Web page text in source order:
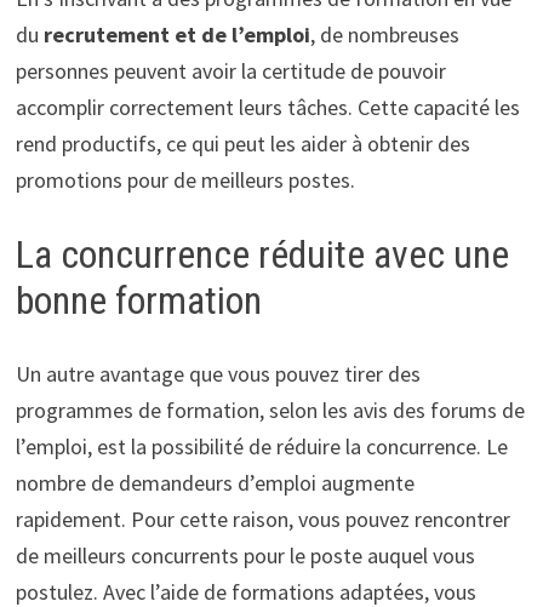
du recrutement et de l’emploi, de nombreuses
personnes peuvent avoir la certitude de pouvoir
accomplir correctement leurs tâches. Cette capacité les
rend productifs, ce qui peut les aider à obtenir des
promotions pour de meilleurs postes.
La concurrence réduite avec une
bonne formation
Un autre avantage que vous pouvez tirer des
programmes de formation, selon les avis des forums de
l’emploi, est la possibilité de réduire la concurrence. Le
nombre de demandeurs d’emploi augmente
rapidement. Pour cette raison, vous pouvez rencontrer
de meilleurs concurrents pour le poste auquel vous
postulez. Avec l’aide de formations adaptées, vous